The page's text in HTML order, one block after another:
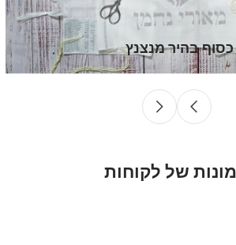
כסוף בהיר מנצנץ
של לקוחות